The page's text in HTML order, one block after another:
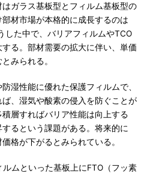
ガラス基板型とフィルム基板型の
材市場が本格的に成長するのは
した中で、バリアフィルムやTCO
る。部材需要の拡大に伴い、単価
みられる。
湿性能に優れた保護フィルムで、
、湿気や酸素の侵入を防ぐことが
層すればバリア性能は向上する
るという課題がある。将来的に
格が下がるとみられている。
ムといった基板上にFTO（フッ素